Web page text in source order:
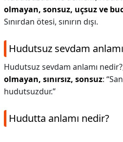
olmayan, sonsuz, uçsuz ve
Sınırdan ötesi, sınırın dışı.
Hudutsuz sevdam
Hudutsuz sevdam anlamı
olmayan, sınırsız, sonsuz:
hudutsuzdur.”
Hudutta anlamı nedir?